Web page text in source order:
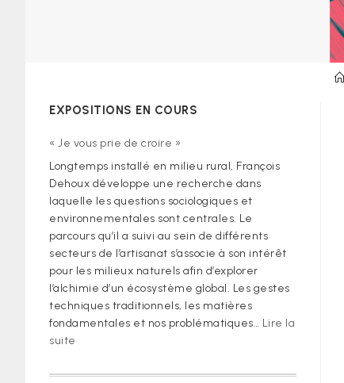
EXPOSITIONS EN COURS
« Je vous prie de croire »
Longtemps installé en milieu rural, François
Dehoux développe une recherche dans
laquelle les questions sociologiques et
environnementales sont centrales. Le
parcours qu’il a suivi au sein de différents
secteurs de l’artisanat s’associe à son intérêt
pour les milieux naturels afin d’explorer
l’alchimie d’un écosystème global. Les gestes
techniques traditionnels, les matières
fondamentales et nos problématiques… Lire la
suite
vous